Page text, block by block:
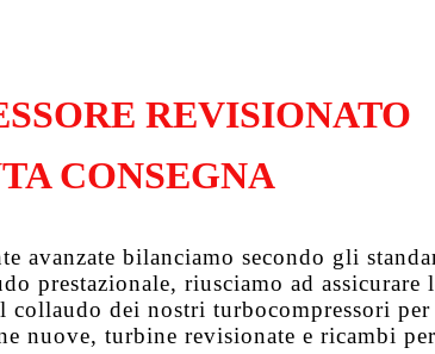
REVISIONATO
CONSEGNA
avanzate bilanciamo secondo gli
prestazionale, riusciamo ad
collaudo dei nostri turbocompressori
nuove, turbine revisionate e ricambi